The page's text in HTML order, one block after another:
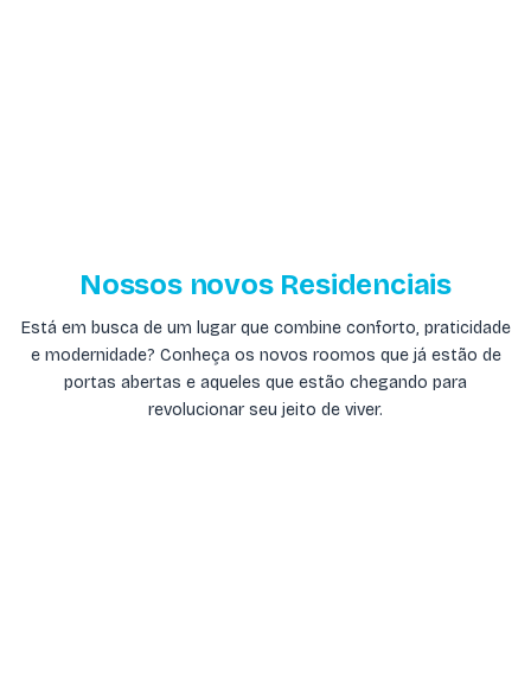
Nossos novos Residenciais
Está em busca de um lugar que combine conforto, praticidade
e modernidade? Conheça os novos roomos que já estão de
portas abertas e aqueles que estão chegando para
revolucionar seu jeito de viver.